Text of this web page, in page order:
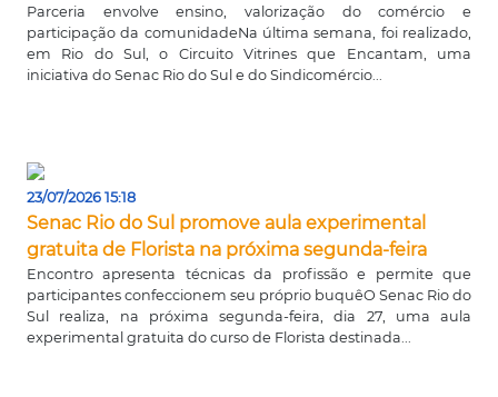
Parceria envolve ensino, valorização do comércio e
participação da comunidadeNa última semana, foi realizado,
em Rio do Sul, o Circuito Vitrines que Encantam, uma
iniciativa do Senac Rio do Sul e do Sindicomércio...
23/07/2026 15:18
Senac Rio do Sul promove aula experimental
gratuita de Florista na próxima segunda-feira
Encontro apresenta técnicas da profissão e permite que
participantes confeccionem seu próprio buquêO Senac Rio do
Sul realiza, na próxima segunda-feira, dia 27, uma aula
experimental gratuita do curso de Florista destinada...